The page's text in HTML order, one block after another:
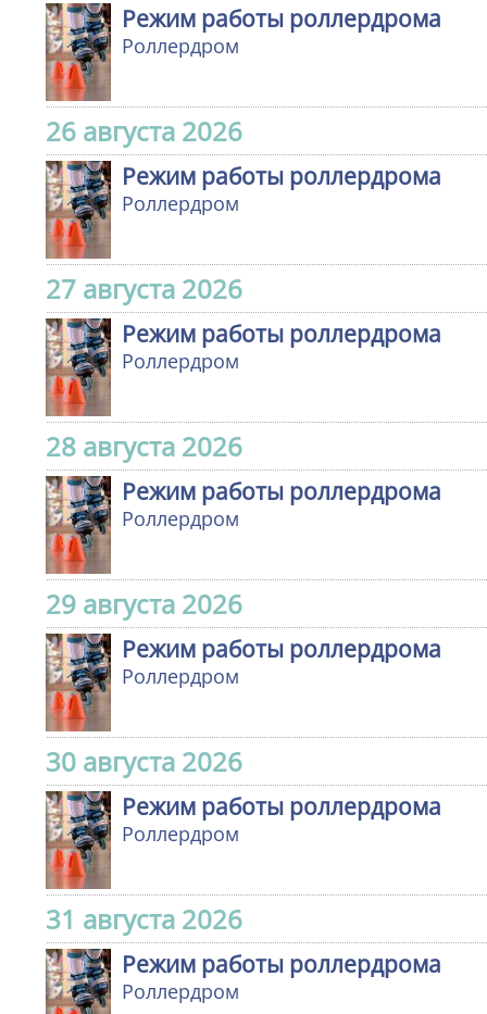
Режим работы роллердрома
Роллердром
26 августа 2026
Режим работы роллердрома
Роллердром
27 августа 2026
Режим работы роллердрома
Роллердром
28 августа 2026
Режим работы роллердрома
Роллердром
29 августа 2026
Режим работы роллердрома
Роллердром
30 августа 2026
Режим работы роллердрома
Роллердром
31 августа 2026
Режим работы роллердрома
Роллердром